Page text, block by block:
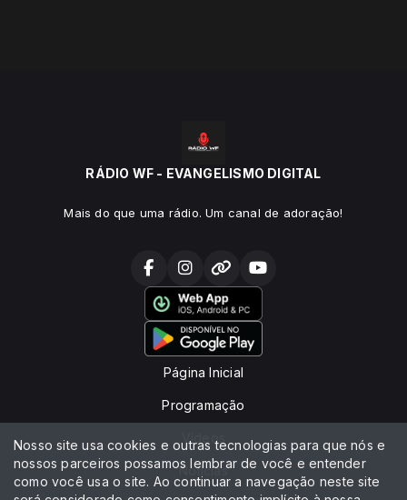
RÁDIO WF - EVANGELISMO DIGITAL
Mais do que uma rádio. Um canal de adoração!
Página Inicial
Programação
Vídeos
Notícias
Nosso site usa cookies e outras tecnologias para que nós e
nossos parceiros possamos lembrar de você e entender
como você usa o site. Ao continuar a navegação neste site